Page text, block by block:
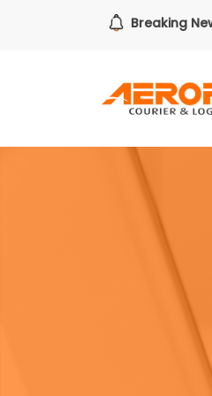
Breaking
todo lo que viene.